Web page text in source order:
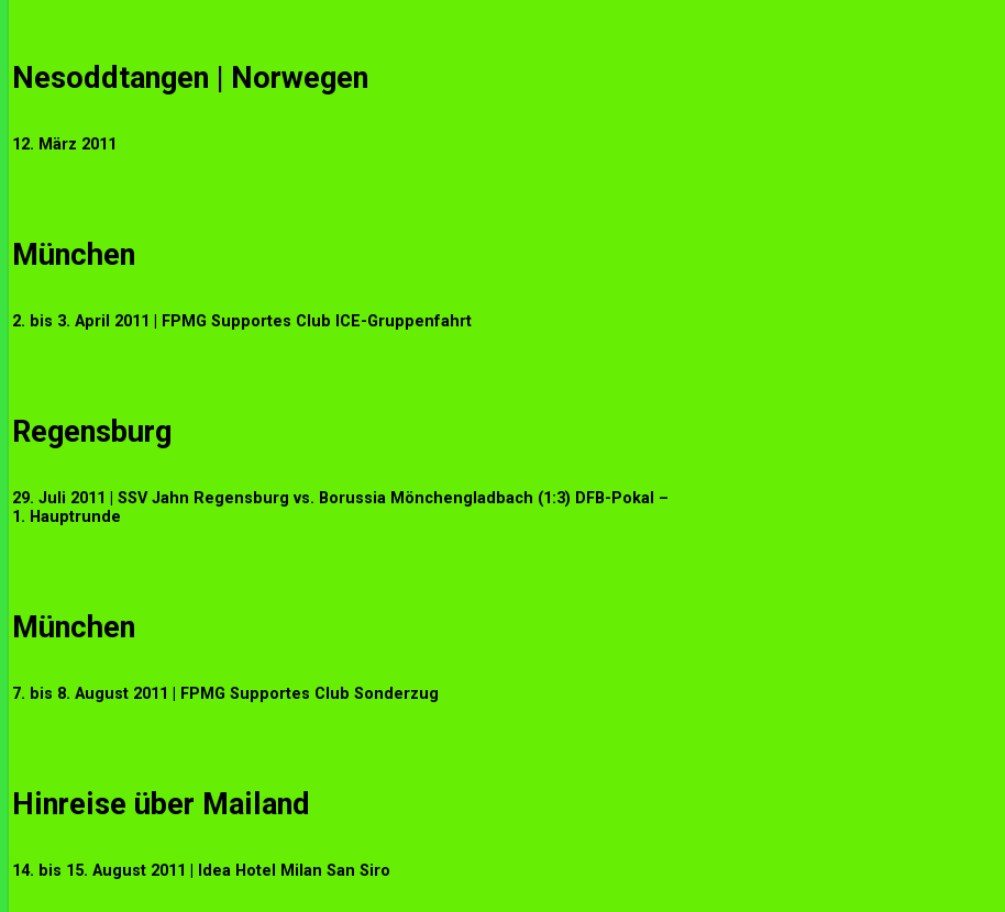
Nesoddtangen | Norwegen
12. März 2011
München
2. bis 3. April 2011 | FPMG Supportes Club ICE-Gruppenfahrt
Regensburg
29. Juli 2011 | SSV Jahn Regensburg vs. Borussia Mönchengladbach (1:3) DFB-Pokal –
1. Hauptrunde
München
7. bis 8. August 2011 | FPMG Supportes Club Sonderzug
Hinreise über Mailand
14. bis 15. August 2011 | Idea Hotel Milan San Siro